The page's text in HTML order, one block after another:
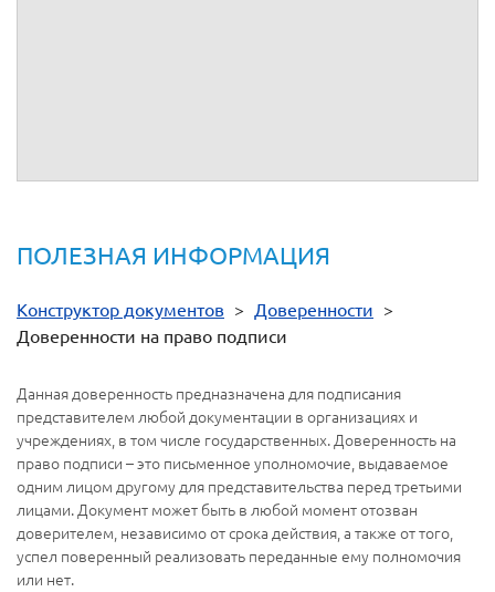
ПОЛЕЗНАЯ ИНФОРМАЦИЯ
Конструктор документов > Доверенности >
Доверенности на право подписи
Данная доверенность предназначена для подписания
представителем любой документации в организациях и
учреждениях, в том числе государственных. Доверенность на
право подписи – это письменное уполномочие, выдаваемое
одним лицом другому для представительства перед третьими
лицами. Документ может быть в любой момент отозван
доверителем, независимо от срока действия, а также от того,
успел поверенный реализовать переданные ему полномочия
или нет.